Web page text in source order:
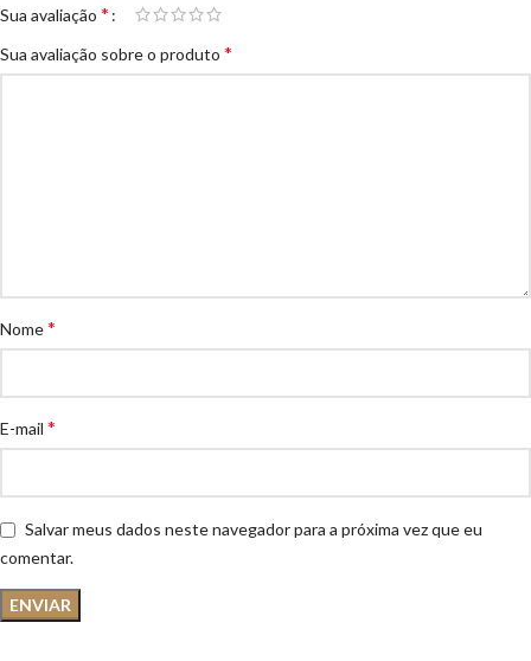
Sua avaliação *
Sua avaliação sobre o produto *
Nome*
E-mail *
Salvar meus dados neste navegador para a próxima vez que eu
comentar.